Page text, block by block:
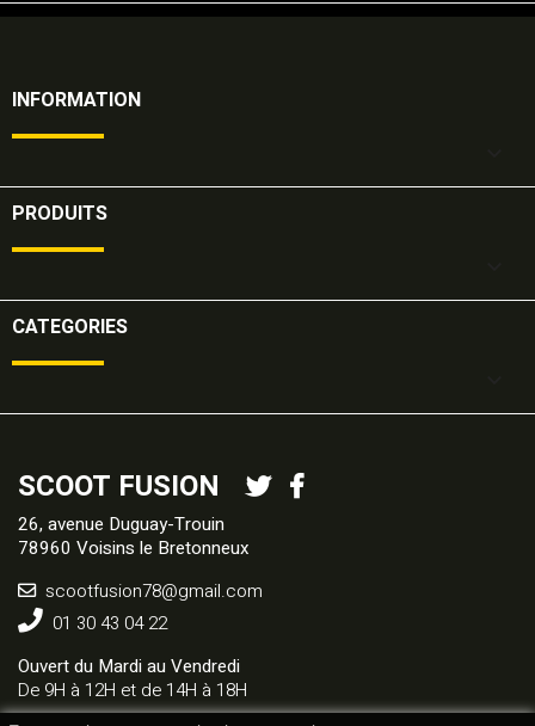
INFORMATION
PRODUITS
CATEGORIES
SCOOT FUSION
26, avenue Duguay-Trouin
78960 Voisins le Bretonneux
scootfusion78@gmail.com
01 30 43 04 22
Ouvert du Mardi au Vendredi
De 9H à 12H et de 14H à 18H